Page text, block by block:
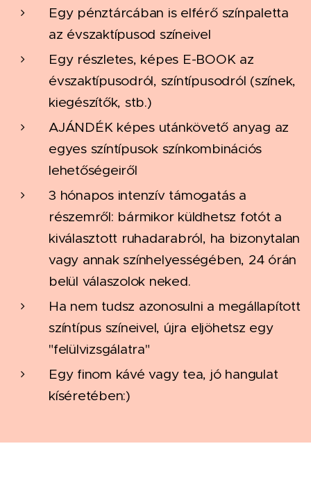
Egy pénztárcában is elférő színpaletta
az évszaktípusod színeivel
Egy részletes, képes E-BOOK az
évszaktípusodról, színtípusodról (színek,
kiegészítők, stb.)
AJÁNDÉK képes utánkövető anyag az
egyes színtípusok színkombinációs
lehetőségeiről
3 hónapos intenzív támogatás a
részemről: bármikor küldhetsz fotót a
kiválasztott ruhadarabról, ha bizonytalan
vagy annak színhelyességében, 24 órán
belül válaszolok neked.
Ha nem tudsz azonosulni a megállapított
színtípus színeivel, újra eljöhetsz egy
"felülvizsgálatra"
Egy finom kávé vagy tea, jó hangulat
kíséretében:)